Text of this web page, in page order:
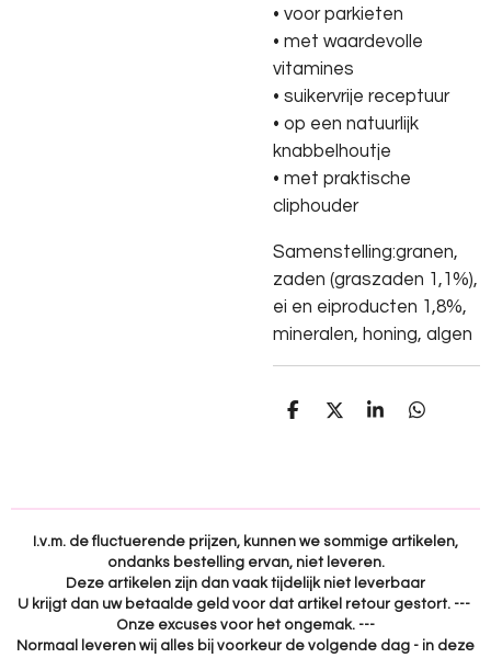
• voor parkieten
• met waardevolle
vitamines
• suikervrije receptuur
• op een natuurlijk
knabbelhoutje
• met praktische
cliphouder
Samenstelling:granen,
zaden (graszaden 1,1%),
ei en eiproducten 1,8%,
mineralen, honing, algen
D
D
S
D
I.v.m. de fluctuerende prijzen, kunnen we sommige artikelen,
ondanks bestelling ervan, niet leveren.
Deze artikelen zijn dan vaak tijdelijk niet leverbaar
U krijgt dan uw betaalde geld voor dat artikel retour gestort. ---
Onze excuses voor het ongemak. ---
Normaal leveren wij alles bij voorkeur de volgende dag - in deze